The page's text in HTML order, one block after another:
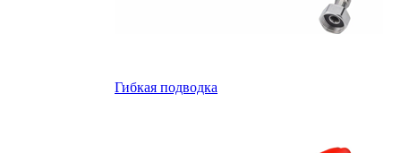
Гибкая подводка